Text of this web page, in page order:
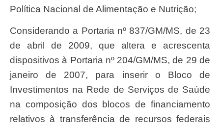
Política Nacional de Alimentação e Nutrição;
Considerando a Portaria nº 837/GM/MS, de 23
de abril de 2009, que altera e acrescenta
dispositivos à Portaria nº 204/GM/MS, de 29 de
janeiro de 2007, para inserir o Bloco de
Investimentos na Rede de Serviços de Saúde
na composição dos blocos de financiamento
relativos à transferência de recursos federais